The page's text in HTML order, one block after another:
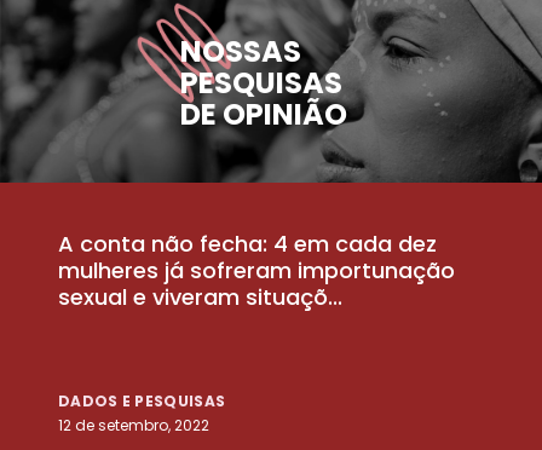
NOSSAS
PESQUISAS
DE OPINIÃO
A conta não fecha: 4 em cada dez
mulheres já sofreram importunação
sexual e viveram situaçõ...
DADOS E PESQUISAS
12 de setembro, 2022